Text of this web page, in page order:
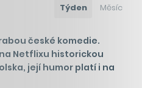
Týden Měsíc
české komedie.
Netflixu historickou
její humor platí i na